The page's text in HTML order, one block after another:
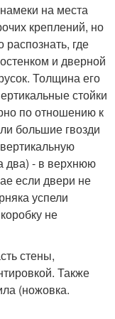
на места
креплений, но
где
и дверной
Толщина его
стойки
по отношению к
большие гвозди
два) - в верхнюю
если двери не
успели
не
стены,
Также
(ножовка.